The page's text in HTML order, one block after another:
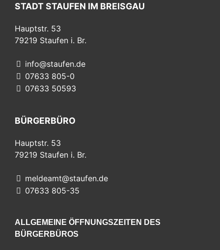
STADT STAUFEN IM BREISGAU
Hauptstr. 53
79219 Staufen i. Br.
info@staufen.de
07633 805-0
07633 50593
BÜRGERBÜRO
Hauptstr. 53
79219 Staufen i. Br.
meldeamt@staufen.de
07633 805-35
ALLGEMEINE ÖFFNUNGSZEITEN DES
BÜRGERBÜROS